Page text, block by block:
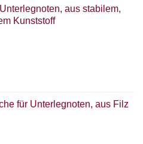
aus stabilem,
Kunststoff
für Unterlegnoten, aus Filz